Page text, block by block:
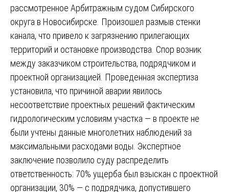
рассмотренное Арбитражным судом Сибирского
округа в Новосибирске. Произошел размыв стенки
канала, что привело к загрязнению прилегающих
территорий и остановке производства. Спор возник
между заказчиком строительства, подрядчиком и
проектной организацией. Проведенная экспертиза
установила, что причиной аварии явилось
несоответствие проектных решений фактическим
гидрологическим условиям участка — в проекте не
были учтены данные многолетних наблюдений за
максимальными расходами воды. Экспертное
заключение позволило суду распределить
ответственность: 70% ущерба был взыскан с проектной
организации, 30% — с подрядчика, допустившего